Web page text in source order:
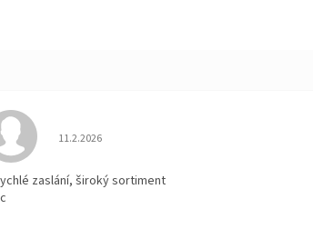
Hodnocení obchodu je 5 z 5 hvězdiček.
11.2.2026
zaslání, široký sortiment